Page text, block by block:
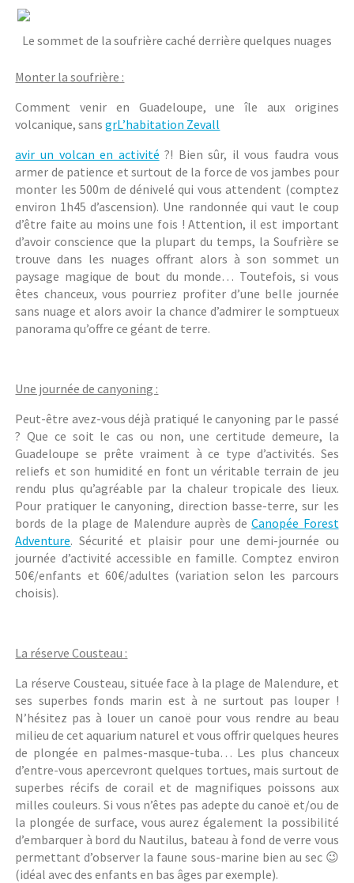
Le sommet de la soufrière caché derrière quelques nuages
Monter la soufrière :
Comment venir en Guadeloupe, une île aux origines
volcanique, sansgrL’habitation Zevall
avir un volcan en activité ?! Bien sûr, il vous faudra vous
armer de patience et surtout de la force de vos jambes pour
monter les 500m de dénivelé qui vous attendent (comptez
environ 1h45 d’ascension). Une randonnée qui vaut le coup
d’être faite au moins une fois ! Attention, il est important
d’avoir conscience que la plupart du temps, la Soufrière se
trouve dans les nuages offrant alors à son sommet un
paysage magique de bout du monde… Toutefois, si vous
êtes chanceux, vous pourriez profiter d’une belle journée
sans nuage et alors avoir la chance d’admirer le somptueux
panorama qu’offre ce géant de terre.
Une journée de canyoning :
Peut-être avez-vous déjà pratiqué le canyoning par le passé
? Que ce soit le cas ou non, une certitude demeure, la
Guadeloupe se prête vraiment à ce type d’activités. Ses
reliefs et son humidité en font un véritable terrain de jeu
rendu plus qu’agréable par la chaleur tropicale des lieux.
Pour pratiquer le canyoning, direction basse-terre, sur les
bords de la plage de Malendure auprès deCanopée Forest
Adventure. Sécurité et plaisir pour une demi-journée ou
journée d’activité accessible en famille.Comptez environ
50€/enfants et 60€/adultes (variation selon les parcours
choisis).
La réserve Cousteau :
La réserve Cousteau, située face à la plage de Malendure, et
ses superbes fonds marin est à ne surtout pas louper !
N’hésitez pas à louer un canoë pour vous rendre au beau
milieu de cet aquarium naturel et vous offrir quelques heures
de plongée en palmes-masque-tuba… Les plus chanceux
d’entre-vous apercevront quelques tortues, mais surtout de
superbes récifs de corail et de magnifiques poissons aux
milles couleurs. Si vous n’êtes pas adepte du canoë et/ou de
la plongée de surface, vous aurez également la possibilité
d’embarquer à bord du Nautilus, bateau à fond de verre vous
permettant d’observer la faune sous-marine bien au sec 😉
(idéal avec des enfants en bas âges par exemple).